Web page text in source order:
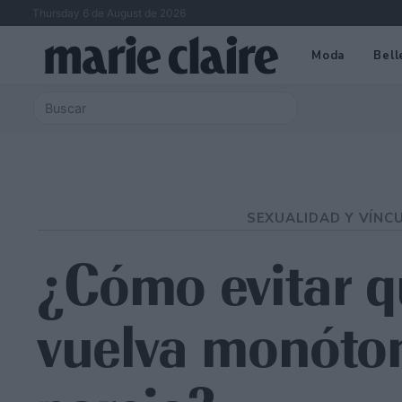
Thursday 6 de August de 2026
Moda
SEXUALIDAD Y
¿Cómo evitar
vuelva